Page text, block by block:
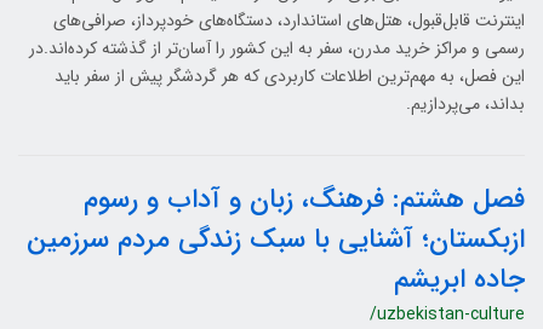
اینترنت قابل‌قبول، هتل‌های استاندارد، دستگاه‌های خودپرداز، صرافی‌های
رسمی و مراکز خرید مدرن، سفر به این کشور را آسان‌تر از گذشته کرده‌اند.در
این فصل، به مهم‌ترین اطلاعات کاربردی که هر گردشگر پیش از سفر باید
بداند، می‌پردازیم.
فصل هشتم: فرهنگ، زبان و آداب و رسوم
ازبکستان؛ آشنایی با سبک زندگی مردم سرزمین
جاده ابریشم
/uzbekistan-culture